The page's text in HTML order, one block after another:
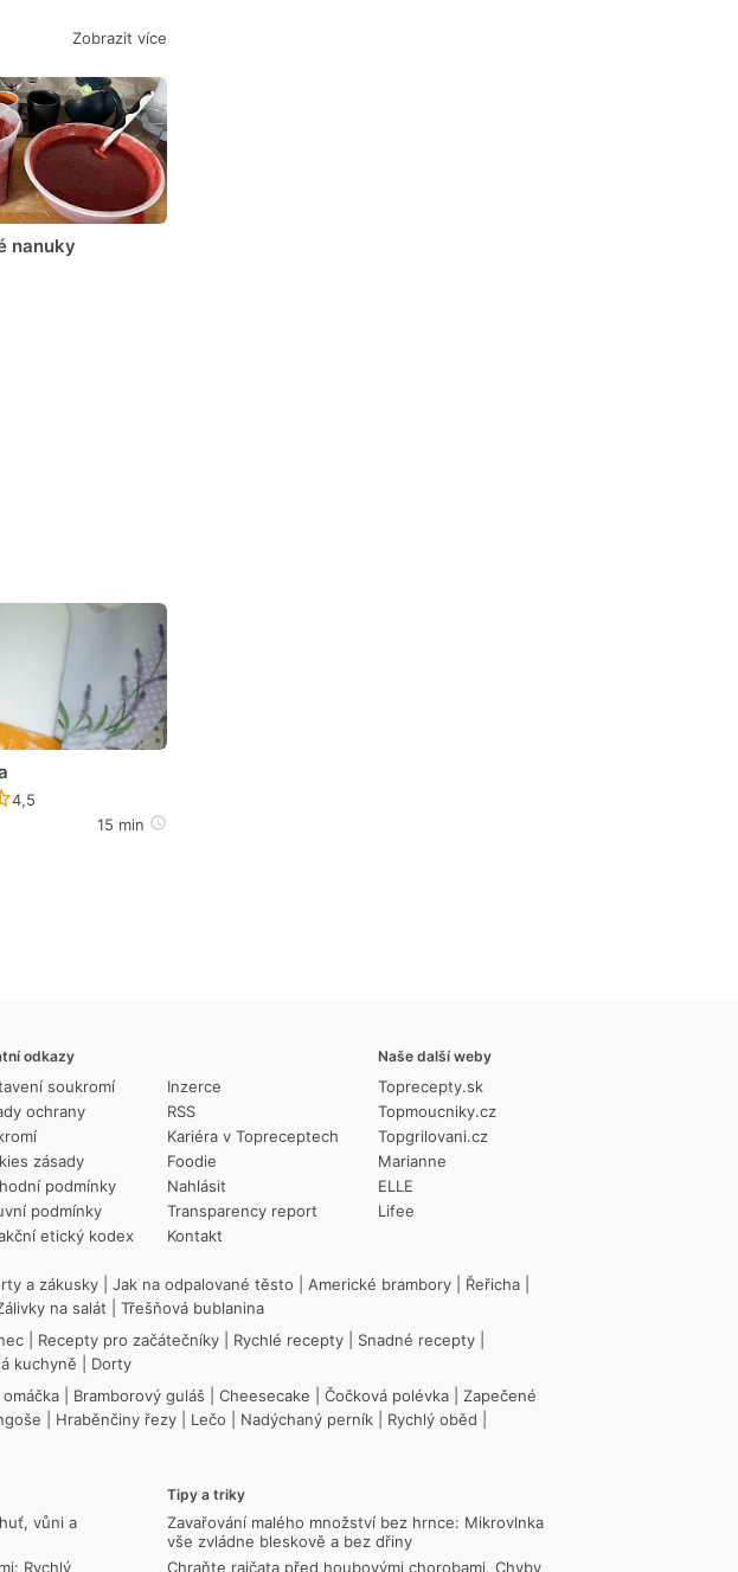
Zobrazit více
nanuky
Recept ještě nebyl hodnocen
4,5
15 min
odkazy
soukromí
ochrany
zásady
podmínky
podmínky
etický kodex
Inzerce
RSS
Kariéra v Topreceptech
Foodie
Nahlásit
Transparency report
Kontakt
Naše další weby
Toprecepty.sk
Topmoucniky.cz
Topgrilovani.cz
Marianne
ELLE
Lifee
a zákusky Jak na odpalované těsto Americké brambory Řeřicha
na salát Třešňová bublanina
Recepty pro začátečníky Rychlé recepty Snadné recepty
kuchyně Dorty
omáčka Bramborový guláš Cheesecake Čočková polévka
Zapečené
Hraběnčiny řezy Lečo Nadýchaný perník Rychlý oběd
vůni a
Rychlý
Tipy a triky
Zavařování malého množství bez hrnce: Mikrovlnka
vše zvládne bleskově a bez dřiny
Chraňte rajčata před houbovými chorobami. Chyby